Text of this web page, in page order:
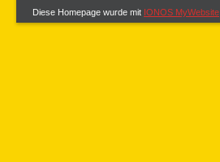
Diese Homepage wurde mit IONOS MyWebsite